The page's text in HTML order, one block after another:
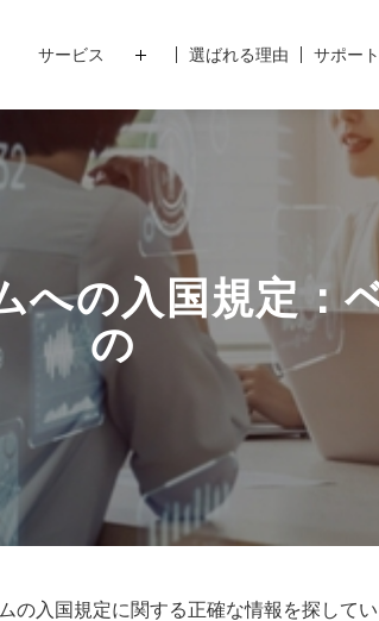
サービス 選ばれる理由 サポー
への入国規定：
の
の入国規定に関する正確な情報を探してい